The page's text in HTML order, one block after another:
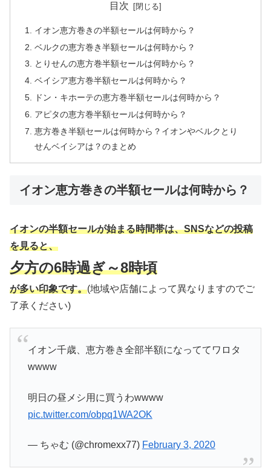
目次
イオン恵方巻きの半額セールは何時から？
ベルクの恵方巻き半額セールは何時から？
とりせんの恵方巻半額セールは何時から？
ベイシア恵方巻半額セールは何時から？
ドン・キホーテの恵方巻半額セールは何時から？
アピタの恵方巻半額セールは何時から？
恵方巻き半額セールは何時から？イオンやベルクとり
せんベイシアは？のまとめ
イオン恵方巻きの半額セールは何時から？
イオンの半額セールが始まる時間帯は、SNSなどの投稿
を見ると、
夕方の6時過ぎ～8時頃
が多い印象です。(地域や店舗によって異なりますのでご
了承ください)
イオン千歳、恵方巻き全部半額になっててワロタ
wwww
明日の昼メシ用に買うわwwww
pic.twitter.com/obpq1WA2OK
— ちゃむ (@chromexx77) February 3, 2020